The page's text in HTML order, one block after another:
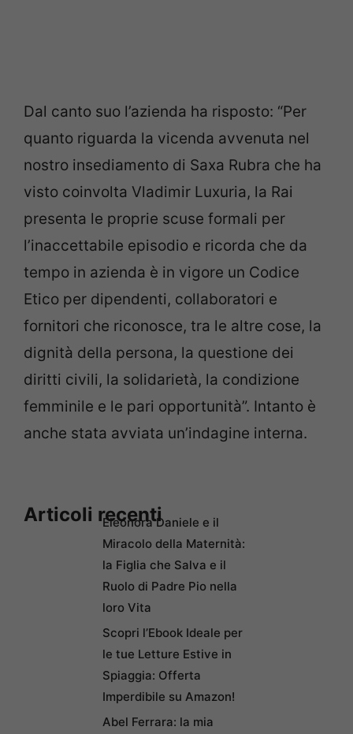
Dal canto suo l’azienda ha risposto: “Per
quanto riguarda la vicenda avvenuta nel
nostro insediamento di Saxa Rubra che ha
visto coinvolta Vladimir Luxuria, la Rai
presenta le proprie scuse formali per
l’inaccettabile episodio e ricorda che da
tempo in azienda è in vigore un Codice
Etico per dipendenti, collaboratori e
fornitori che riconosce, tra le altre cose, la
dignità della persona, la questione dei
diritti civili, la solidarietà, la condizione
femminile e le pari opportunità”. Intanto è
anche stata avviata un’indagine interna.
Articoli recentiEleonora Daniele e il
Miracolo della Maternità:
la Figlia che Salva e il
Ruolo di Padre Pio nella
loro Vita
Scopri l’Ebook Ideale per
le tue Letture Estive in
Spiaggia: Offerta
Imperdibile su Amazon!
Abel Ferrara: la mia